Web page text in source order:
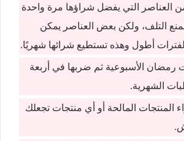
العناصر التي يفضل شراؤها مرة واحدة
التلف، ولكن بعض العناصر يمكن
لفترات أطول وهذه تستطيع شرائها شهريًا.
الأسبوعية ثم ضربها في أربعة
الشهرية.
المنتجات المالحة أو أي منتجات تجعلك